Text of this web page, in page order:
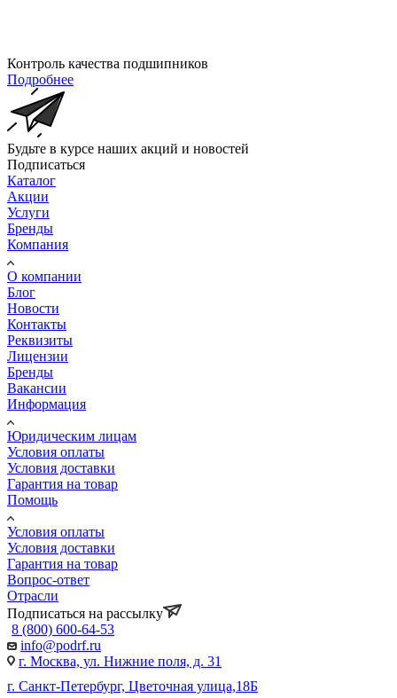
Контроль качества подшипников
Подробнее
Будьте в курсе наших акций и новостей
Подписаться
Каталог
Акции
Услуги
Бренды
Компания
О компании
Блог
Новости
Контакты
Реквизиты
Лицензии
Бренды
Вакансии
Информация
Юридическим лицам
Условия оплаты
Условия доставки
Гарантия на товар
Помощь
Условия оплаты
Условия доставки
Гарантия на товар
Вопрос-ответ
Отрасли
Подписаться на рассылку
8 (800) 600-64-53
info@podrf.ru
г. Москва, ул. Нижние поля, д. 31
г. Санкт-Петербург, Цветочная улица,18Б